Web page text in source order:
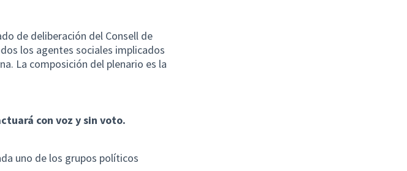
de deliberación del Consell de
los agentes sociales implicados
La composición del plenario es la
con voz y sin voto.
uno de los grupos políticos